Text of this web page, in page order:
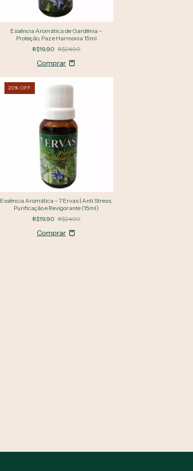
Essência Aromática de Gardênia –
Proteção, Paz e Harmonia 15ml
R$19,90 R$24,90
20% OFF
Essência Aromática – 7 Ervas | Anti Stress,
Purificação e Revigorante (15ml)
R$19,90 R$24,90